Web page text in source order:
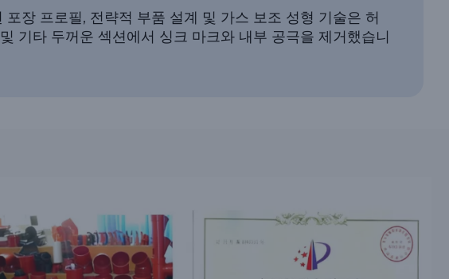
포장 프로필, 전략적 부품 설계 및 가스 보조 성형 기술은 허
기타 두꺼운 섹션에서 싱크 마크와 내부 공극을 제거했습니